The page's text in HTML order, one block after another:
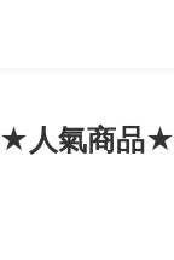
★人氣商品★